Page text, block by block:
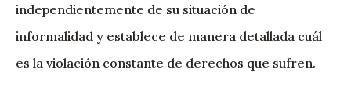
independientemente de su situación de
informalidad y establece de manera detallada cuál
es la violación constante de derechos que sufren.